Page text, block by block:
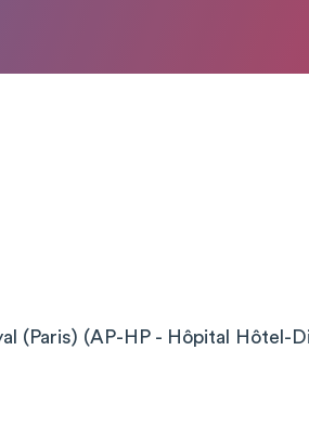
(Paris) (AP-HP - Hôpital Hôtel-